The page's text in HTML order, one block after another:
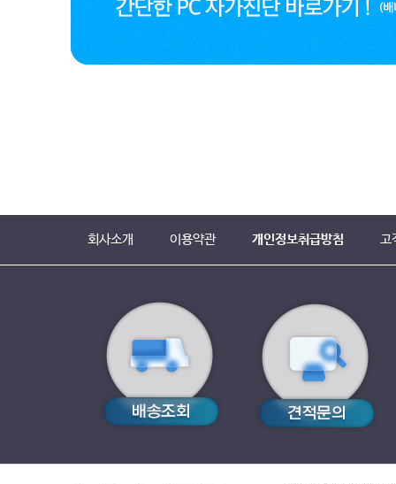
회사소개 이용약관 개인정보취급방침 고